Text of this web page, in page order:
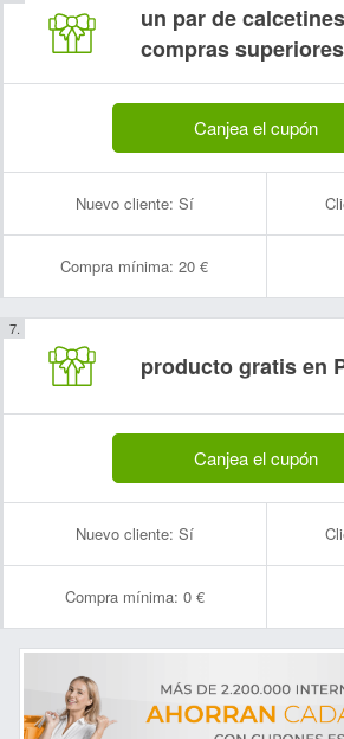
un par de
compras
Canjea el cupón
Nuevo cliente: Sí
Compra mínima: 20 €
producto gratis en
Canjea el cupón
Nuevo cliente: Sí
Compra mínima: 0 €